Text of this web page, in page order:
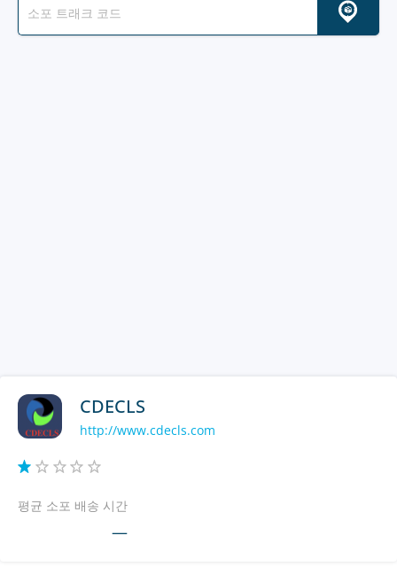
CDECLS
http://www.cdecls.com
평균 소포 배송 시간
—